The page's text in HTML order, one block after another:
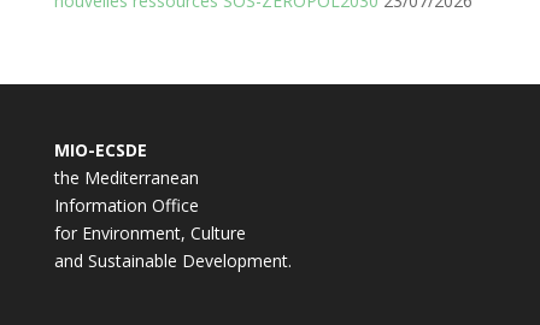
MIO-ECSDE
the Mediterranean
Information Office
for Environment, Culture
and Sustainable Development.